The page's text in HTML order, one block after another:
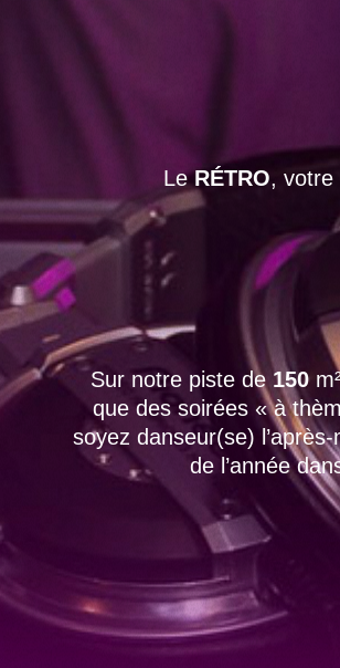
LeRÉTRO, votre
Sur notre piste de 150
que des soirées « à
soyez danseur(se)
de l’année